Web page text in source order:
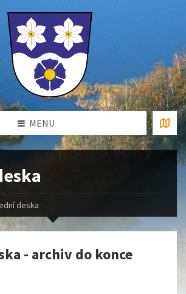
MENU
deska
- archiv do konce